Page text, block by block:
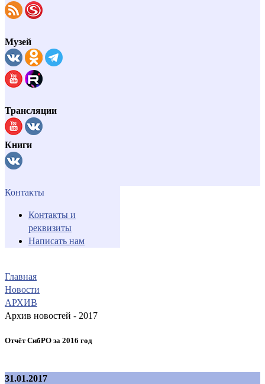
Музей
Трансляции
Книги
Контакты
Контакты и
реквизиты
Написать нам
Главная
Новости
АРХИВ
Архив новостей - 2017
Отчёт СибРО за 2016 год
31.01.2017